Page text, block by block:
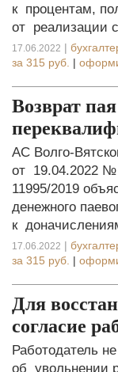
к процентам,
от реализации
17.06.2022 |
за 315 руб. |
Возврат
АС Волго-
от 19.04.2022
11995/2019
денежного
к
17.06.2022 |
за 315 руб. |
Для
согласие
Работодатель
об увольнении